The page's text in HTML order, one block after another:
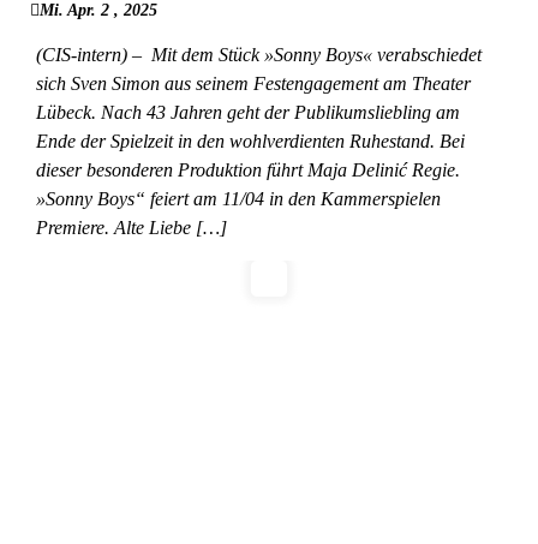
Mi. Apr. 2 , 2025
(CIS-intern) – Mit dem Stück »Sonny Boys« verabschiedet
sich Sven Simon aus seinem Festengagement am Theater
Lübeck. Nach 43 Jahren geht der Publikumsliebling am
Ende der Spielzeit in den wohlverdienten Ruhestand. Bei
dieser besonderen Produktion führt Maja Delinić Regie.
»Sonny Boys“ feiert am 11/04 in den Kammerspielen
Premiere. Alte Liebe […]